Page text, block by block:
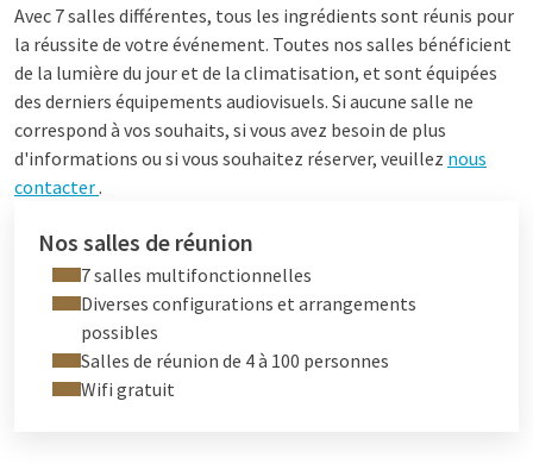
Avec 7 salles différentes, tous les ingrédients sont réunis pour
la réussite de votre événement. Toutes nos salles bénéficient
de la lumière du jour et de la climatisation, et sont équipées
des derniers équipements audiovisuels. Si aucune salle ne
correspond à vos souhaits, si vous avez besoin de plus
d'informations ou si vous souhaitez réserver, veuillez nous
contacter.
Nos salles de réunion
7 salles multifonctionnelles
Diverses configurations et arrangements
possibles
Salles de réunion de 4 à 100 personnes
Wifi gratuit